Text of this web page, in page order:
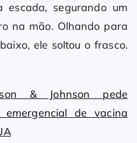
segurando um
na mão. Olhando para
ele soltou o frasco.
& Johnson pede
de vacina